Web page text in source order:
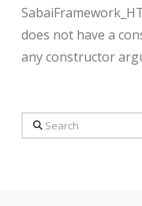
does not have a
any constructor
Search